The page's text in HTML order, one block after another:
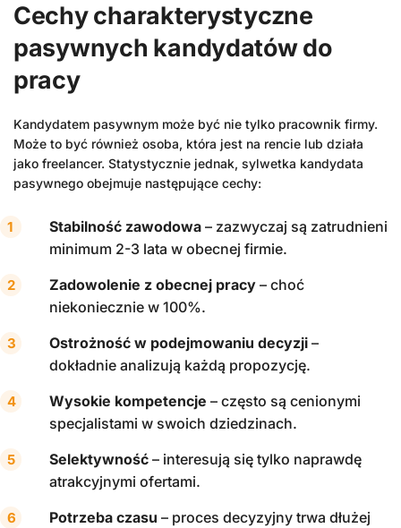
Cechy charakterystyczne
pasywnych kandydatów do
pracy
Kandydatem pasywnym może być nie tylko pracownik firmy.
Może to być również osoba, która jest na rencie lub działa
jako freelancer. Statystycznie jednak, sylwetka kandydata
pasywnego obejmuje następujące cechy:
Stabilność zawodowa – zazwyczaj są zatrudnieni
minimum 2-3 lata w obecnej firmie.
Zadowolenie z obecnej pracy – choć
niekoniecznie w 100%.
Ostrożność w podejmowaniu decyzji –
dokładnie analizują każdą propozycję.
Wysokie kompetencje – często są cenionymi
specjalistami w swoich dziedzinach.
Selektywność – interesują się tylko naprawdę
atrakcyjnymi ofertami.
Potrzeba czasu – proces decyzyjny trwa dłużej